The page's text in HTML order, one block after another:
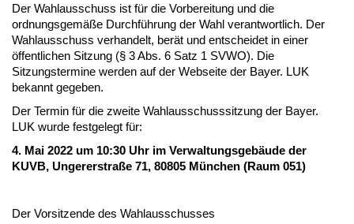
Der Wahlausschuss ist für die Vorbereitung und die
ordnungsgemäße Durchführung der Wahl verantwortlich. Der
Wahlausschuss verhandelt, berät und entscheidet in einer
öffentlichen Sitzung (§ 3 Abs. 6 Satz 1 SVWO). Die
Sitzungstermine werden auf der Webseite der Bayer. LUK
bekannt gegeben.
Der Termin für die zweite Wahlausschusssitzung der Bayer.
LUK wurde festgelegt für:
4. Mai 2022 um 10:30 Uhr im Verwaltungsgebäude der
KUVB, Ungererstraße 71, 80805 München (Raum 051)
Der Vorsitzende des Wahlausschusses